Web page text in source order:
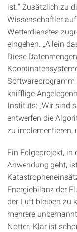
ist.“ Zusätzlich zu
Wissenschaftler
Wetterdienstes
eingehen. „Allein
Diese
Softwareprogramm
knifflige
Instituts: „Wir sind
entwerfen die
zu implementieren,
Ein Folgeprojekt, in
Anwendung geht,
Energiebilanz der
der Luft bleiben zu
mehrere
Notter. Klar ist